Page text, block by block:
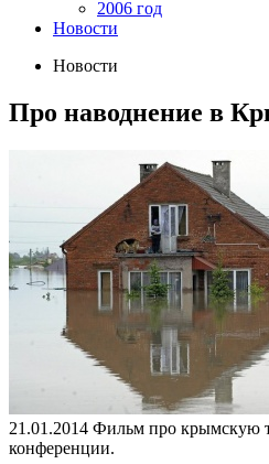
2006 год
Новости
Новости
Про наводнение в
21.01.2014 Фильм про крымскую
конференции.